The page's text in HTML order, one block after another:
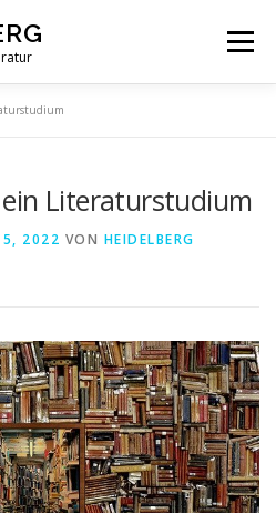
Menü
Literaturstudium
2022 VON HEIDELBERG